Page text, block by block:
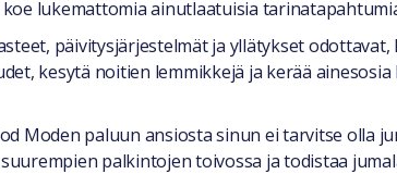
lukemattomia ainutlaatuisia
päivitysjärjestelmät ja yllätykset
kesytä noitien lemmikkejä ja kerää
Moden paluun ansiosta sinun ei tarvitse olla
palkintojen toivossa ja todistaa